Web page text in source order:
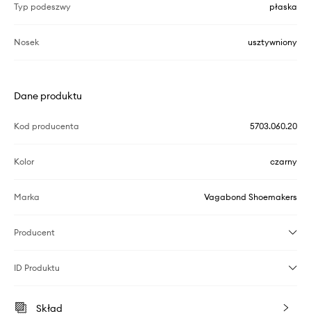
Typ podeszwy płaska
Nosek usztywniony
Dane produktu
Kod producenta 5703.060.20
Kolor czarny
Marka Vagabond Shoemakers
Producent
ID Produktu
Skład